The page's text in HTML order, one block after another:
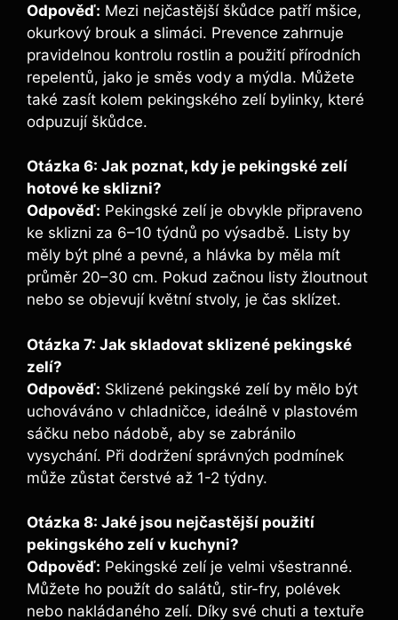
Odpověď: Mezi nejčastější škůdce patří mšice,
okurkový brouk a slimáci. Prevence zahrnuje
pravidelnou kontrolu rostlin a použití přírodních
repelentů, jako je směs vody a mýdla. Můžete
také zasít kolem pekingského zelí bylinky, které
odpuzují škůdce.
Otázka 6: Jak poznat, kdy je pekingské zelí
hotové ke sklizni?
Odpověď: Pekingské zelí je obvykle připraveno
ke sklizni za 6–10 týdnů po výsadbě. Listy by
měly být plné a pevné, a hlávka by měla mít
průměr 20–30 cm. Pokud začnou listy žloutnout
nebo se objevují květní stvoly, je čas sklízet.
Otázka 7: Jak skladovat sklizené pekingské
zelí?
Odpověď: Sklizené pekingské zelí by mělo být
uchováváno v chladničce, ideálně v plastovém
sáčku nebo nádobě, aby se zabránilo
vysychání. Při dodržení správných podmínek
může zůstat čerstvé až 1-2 týdny.
Otázka 8: Jaké jsou nejčastější použití
pekingského zelí v kuchyni?
Odpověď: Pekingské zelí je velmi všestranné.
Můžete ho použít do salátů, stir-fry, polévek
nebo nakládaného zelí. Díky své chuti a textuře